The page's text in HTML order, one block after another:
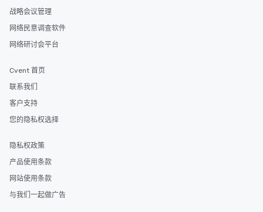
战略会议管理
网络民意调查软件
网络研讨会平台
Cvent 首页
联系我们
客户支持
您的隐私权选择
隐私权政策
产品使用条款
网站使用条款
与我们一起做广告